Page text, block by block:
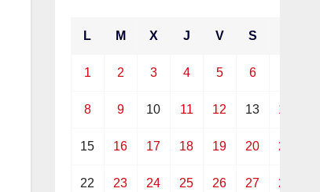
L M X J V S
1 2 3 4 5 6
8 9 10 11 12 13 14
15 16 17 18 19 20 21
22 23 24 25 26 27 28